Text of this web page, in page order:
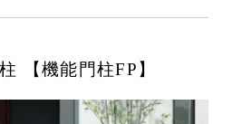
【機能門柱FP】